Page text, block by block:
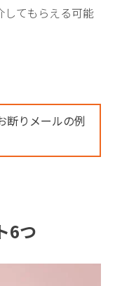
てもらえる可能
断りメールの例
6つ